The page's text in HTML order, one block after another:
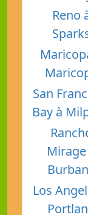
Reno
San
Bay à
Los